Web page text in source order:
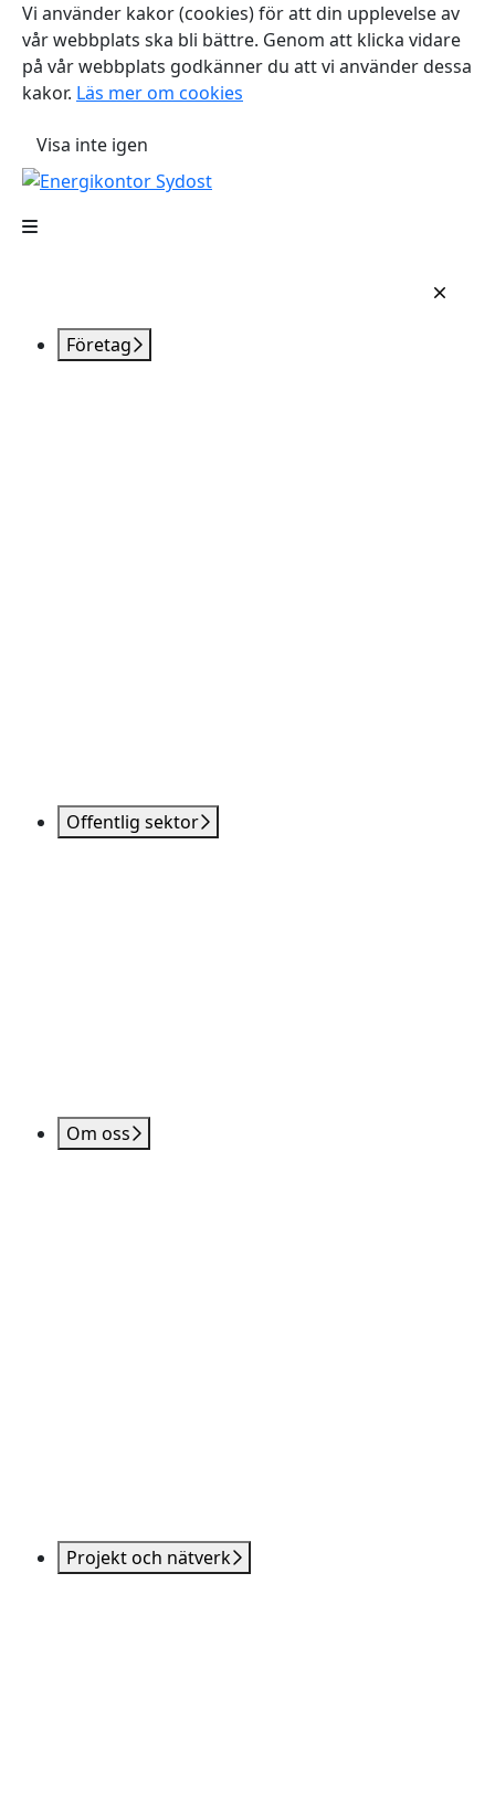
Vi använder kakor (cookies) för att din upplevelse av
vår webbplats ska bli bättre. Genom att klicka vidare
på vår webbplats godkänner du att vi använder dessa
kakor. Läs mer om cookies
Visa inte igen
Företag
Offentlig sektor
Om oss
Projekt och nätverk